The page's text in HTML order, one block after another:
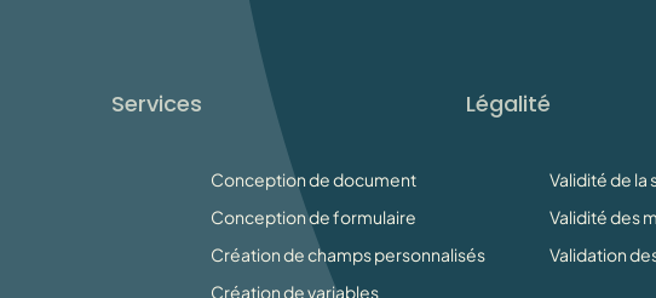
Services
Conception de document
Conception de formulaire
Création de champs personnalisés
Création de variables
Légalité
Validité de
Validité des
Validation